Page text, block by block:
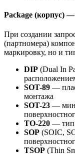
Package (корпус)
При создании
(партномера)
маркировку, но и
DIP (Dual In
SOT-89 —
монтажа
SOT-23 —
TO-220 — тип
SOP (SOIC,
TSOP (Thin